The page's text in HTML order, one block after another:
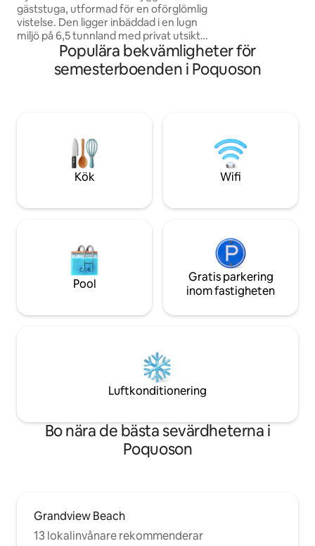
gäststuga, utformad för en oförglömlig
vistelse. Den ligger inbäddad i en lugn
miljö på 6,5 tunnland med privat utsikt
över bäcken och är bara några minuter
från shopping, bryggerier och
restauranger. Vakna upp till ett hisnande
tillflykt eller en rolig familjesemester i
den historiska triangeln. Oöverträffad
komfort, charm och avkoppling – din
perfekta tillflykt väntar!
utmärkt!
Populära bekvämligheter för
semesterboenden i Poquoson
Kök Wifi
Pool
Gratis parkering
inom fastigheten
Luftkonditionering
Bo nära de bästa sevärdheterna i
Poquoson
Grandview Beach
13 lokalinvånare rekommenderar